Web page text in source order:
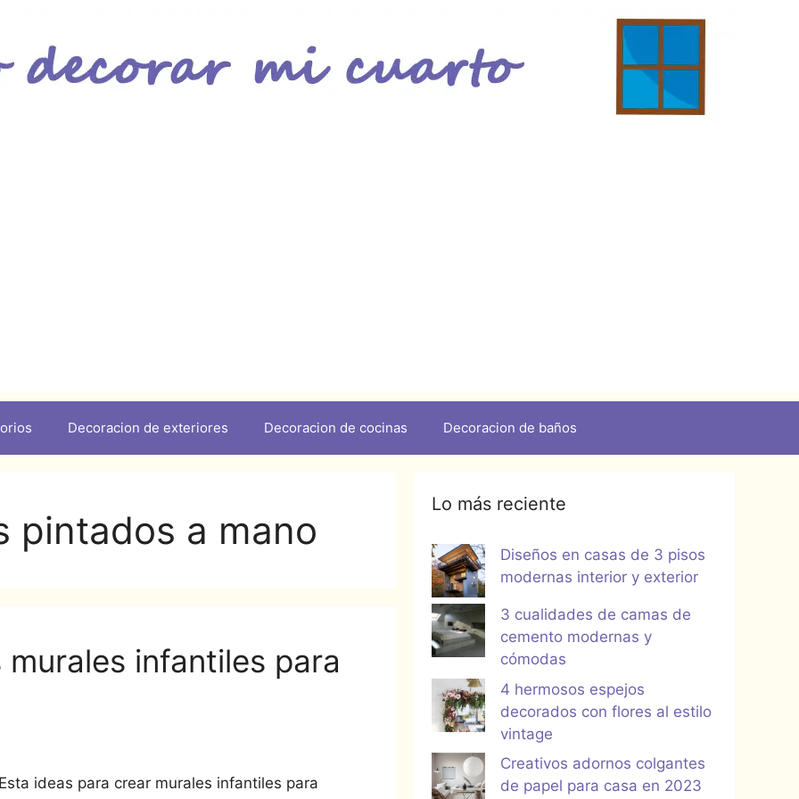
Decoracion de exteriores Decoracion de cocinas Decoracion de baños
pintados a mano
infantiles para
Esta ideas para crear murales infantiles para
Lo más reciente
Diseños en casas de 3 pisos
modernas interior y exterior
3 cualidades de camas de
cemento modernas y
cómodas
4 hermosos espejos
decorados con flores al estilo
vintage
Creativos adornos colgantes
de papel para casa en 2023